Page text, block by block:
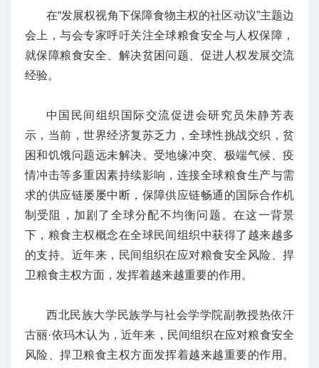
在“发展权视角下保障食物主权的社区动议”主题边
会上，与会专家呼吁关注全球粮食安全与人权保障，
就保障粮食安全、解决贫困问题、促进人权发展交流
经验。
中国民间组织国际交流促进会研究员朱静芳表
示，当前，世界经济复苏乏力，全球性挑战交织，贫
困和饥饿问题远未解决。受地缘冲突、极端气候、疫
情冲击等多重因素持续影响，连接全球粮食生产与需
求的供应链屡屡中断，保障供应链畅通的国际合作机
制受阻，加剧了全球分配不均衡问题。在这一背景
下，粮食主权概念在全球民间组织中获得了越来越多
的支持。近年来，民间组织在应对粮食安全风险、捍
卫粮食主权方面，发挥着越来越重要的作用。
西北民族大学民族学与社会学学院副教授热依汗
古丽·依玛木认为，近年来，民间组织在应对粮食安全
风险、捍卫粮食主权方面发挥着越来越重要的作用。